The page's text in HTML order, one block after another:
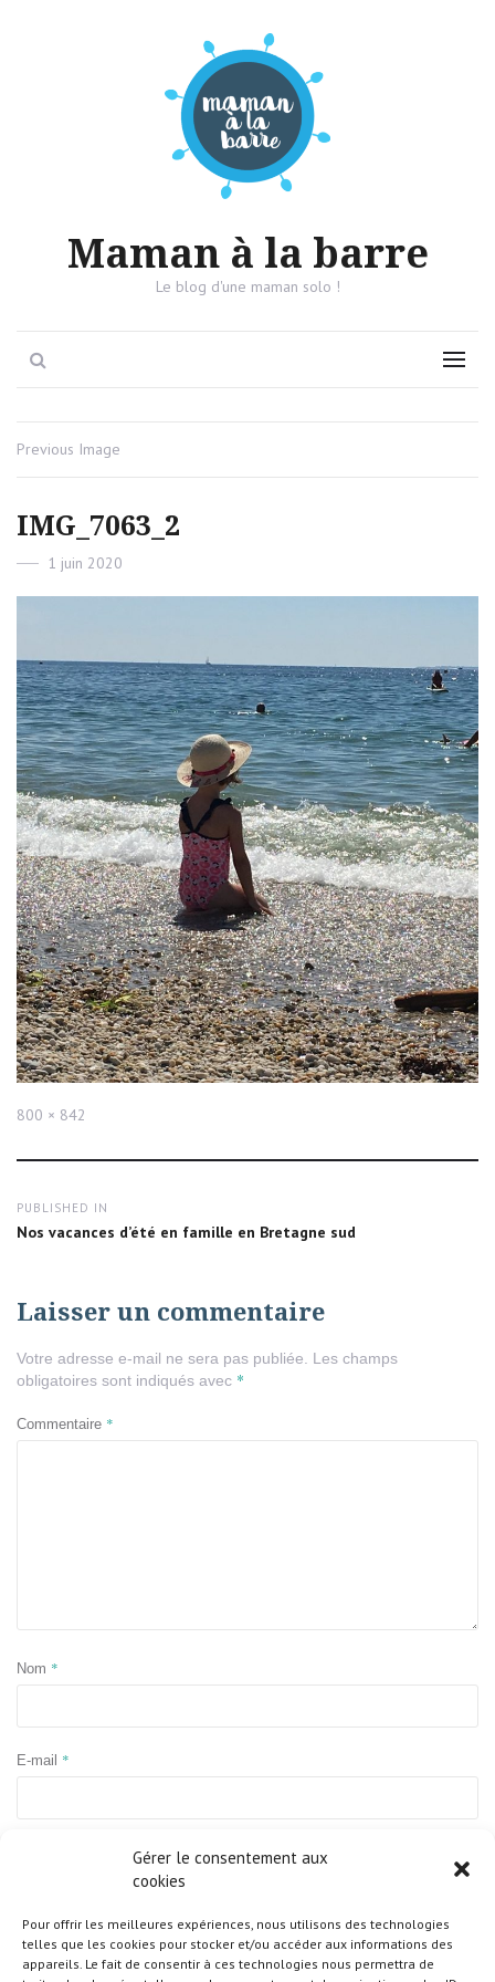
Gérer le consentement aux
cookies
Pour offrir les meilleures expériences, nous utilisons des technologies
telles que les cookies pour stocker et/ou accéder aux informations des
appareils. Le fait de consentir à ces technologies nous permettra de
Maman à la barre
Le blog d'une maman solo !
Menu
Previous Image
IMG_7063_2
Posted
1 juin 2020
Full
800 × 842
de
PUBLISHED IN
Nos vacances d’été en famille en Bretagne sud
Laisser un commentaire
Votre adresse e-mail ne sera pas publiée.
Les champs
obligatoires sont indiqués avec *
Commentaire *
Nom *
E-mail *